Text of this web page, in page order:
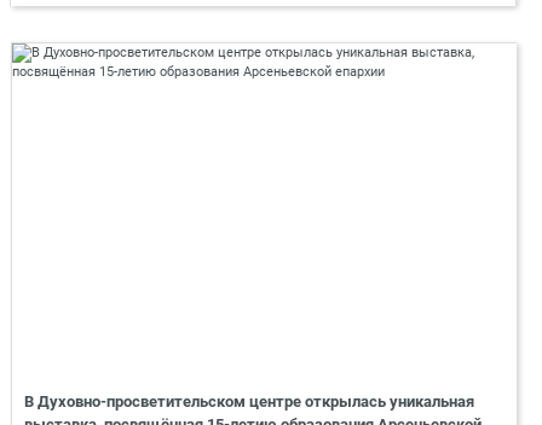
В Духовно-просветительском центре открылась уникальная